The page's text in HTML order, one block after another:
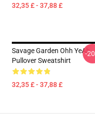
32,35 £ - 37,88 £
Savage Garden Ohh YeAh
Pullover Sweatshirt
32,35 £ - 37,88 £
-